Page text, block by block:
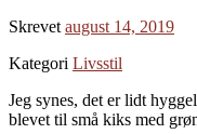
Skrevet august 14, 2019
Kategori Livsstil
Jeg synes, det er lidt
blevet til små kiks med